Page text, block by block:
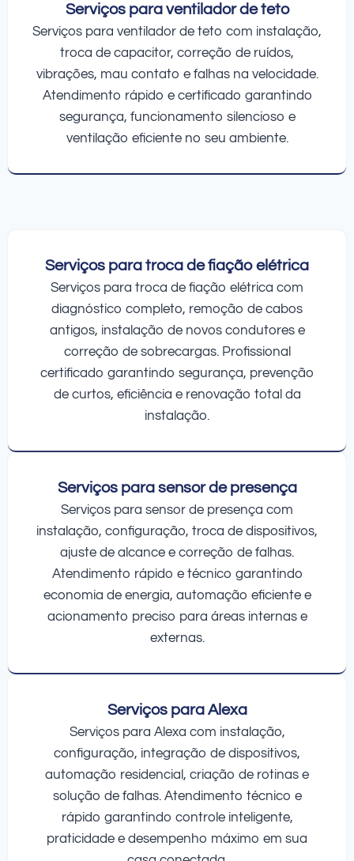
Serviços para ventilador de teto
Serviços para ventilador de teto com instalação,
troca de capacitor, correção de ruídos,
vibrações, mau contato e falhas na velocidade.
Atendimento rápido e certificado garantindo
segurança, funcionamento silencioso e
ventilação eficiente no seu ambiente.
Serviços para troca de fiação elétrica
Serviços para troca de fiação elétrica com
diagnóstico completo, remoção de cabos
antigos, instalação de novos condutores e
correção de sobrecargas. Profissional
certificado garantindo segurança, prevenção
de curtos, eficiência e renovação total da
instalação.
Serviços para sensor de presença
Serviços para sensor de presença com
instalação, configuração, troca de dispositivos,
ajuste de alcance e correção de falhas.
Atendimento rápido e técnico garantindo
economia de energia, automação eficiente e
acionamento preciso para áreas internas e
externas.
Serviços para Alexa
Serviços para Alexa com instalação,
configuração, integração de dispositivos,
automação residencial, criação de rotinas e
solução de falhas. Atendimento técnico e
rápido garantindo controle inteligente,
praticidade e desempenho máximo em sua